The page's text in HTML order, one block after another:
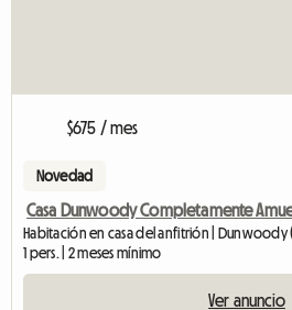
$675 / mes
Novedad
Casa Dunwoody Completamente
Habitación en casa del anfitrión | Dunwoody
1 pers. | 2 meses mínimo
Ver anuncio